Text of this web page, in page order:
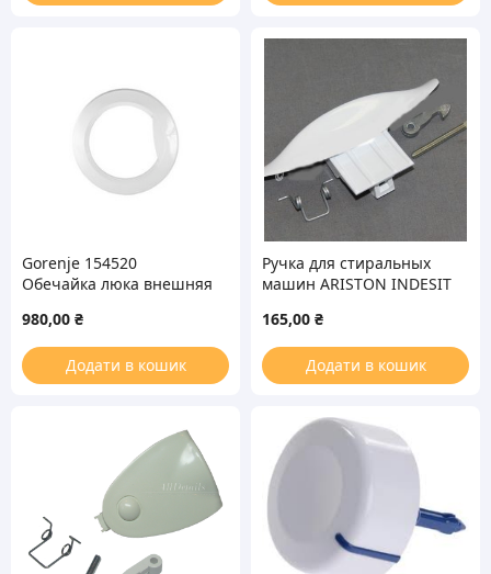
Gorenje 154520
Обечайка люка внешняя
980,00 ₴
Додати в кошик
Ручка для стиральных
машин ARISTON INDESIT
165,00 ₴
Додати в кошик